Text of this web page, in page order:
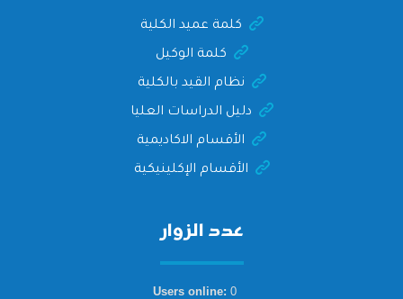
كلمة عميد الكلية
كلمة الوكيل
نظام القيد بالكلية
دليل الدراسات العليا
الأقسام الاكاديمية
الأقسام الإكلينيكية
عدد الزوار
Users online: 0